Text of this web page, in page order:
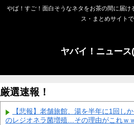
やば！すご！面白そうなネタをお茶の間に届け
ス・まとめサイト
ヤバイ！ニュース
厳選速報！
【悲報】老舗旅館、湯を半年に1回し
のレジオネラ菌増殖…その理由がこれｗ